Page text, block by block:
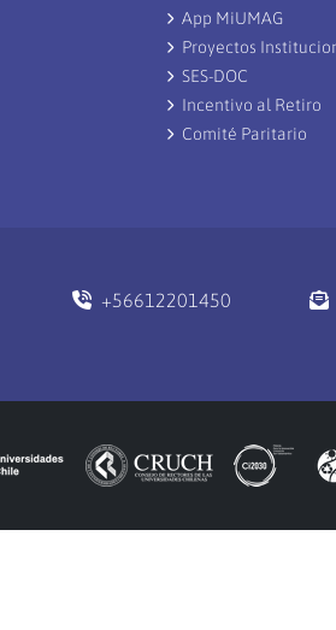
App MiUMAG
Proyectos
SES-DOC
Incentivo al Retiro
Comité Paritario
+56612201450